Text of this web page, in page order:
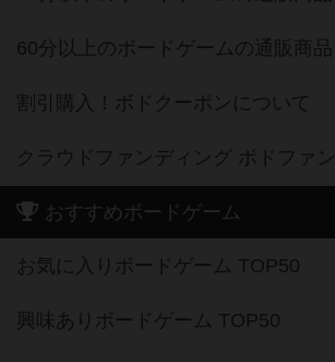
60分以上のボードゲームの通販商品
割引購入！ボドクーポンについて
クラウドファンディング ボドファン
おすすめボードゲーム
お気に入りボードゲーム TOP50
興味ありボードゲーム TOP50